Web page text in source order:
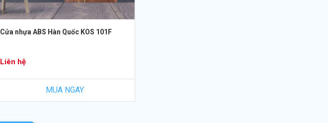
Cửa nhựa ABS Hàn Quốc KOS 101F
Liên hệ
MUA NGAY